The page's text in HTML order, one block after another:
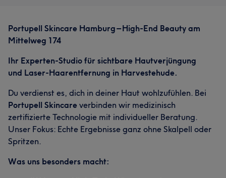
Portupell Skincare Hamburg – High-End Beauty am
Mittelweg 174
Ihr Experten-Studio für sichtbare Hautverjüngung
und Laser-Haarentfernung in Harvestehude.
Du verdienst es, dich in deiner Haut wohlzufühlen. Bei
Portupell Skincare verbinden wir medizinisch
zertifizierte Technologie mit individueller Beratung.
Unser Fokus: Echte Ergebnisse ganz ohne Skalpell oder
Spritzen.
Was uns besonders macht: